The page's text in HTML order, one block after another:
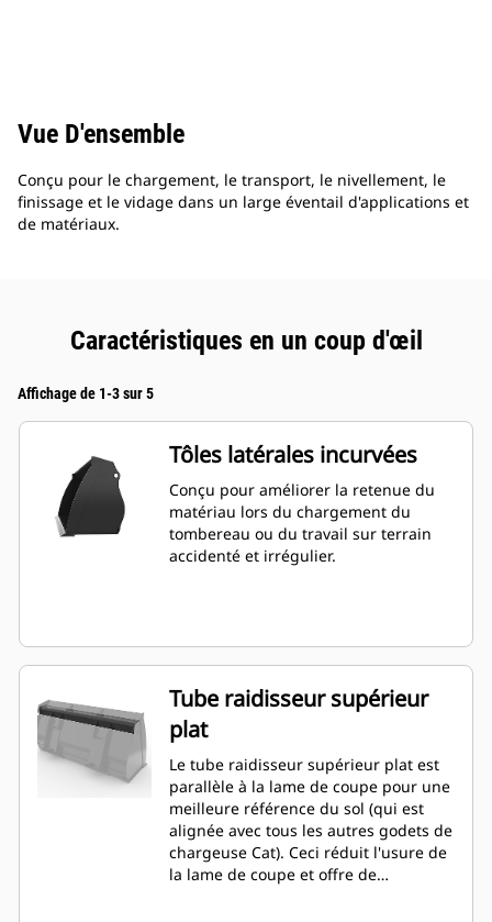
Vue D'ensemble
Conçu pour le chargement, le transport, le nivellement, le
finissage et le vidage dans un large éventail d'applications et
de matériaux.
Caractéristiques en un coup d'œil
Affichage de 1-3 sur 5
Tôles latérales incurvées
Conçu pour améliorer la retenue du
matériau lors du chargement du
tombereau ou du travail sur terrain
accidenté et irrégulier.
Tube raidisseur supérieur
plat
Le tube raidisseur supérieur plat est
parallèle à la lame de coupe pour une
meilleure référence du sol (qui est
alignée avec tous les autres godets de
chargeuse Cat). Ceci réduit l'usure de
la lame de coupe et offre de